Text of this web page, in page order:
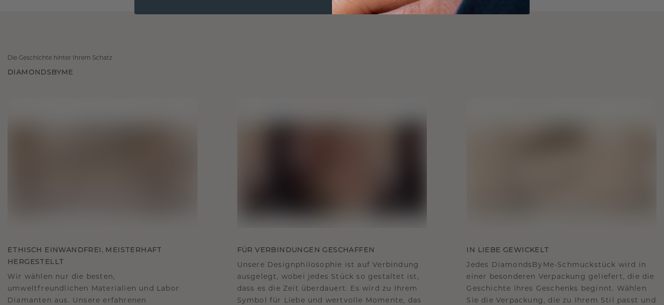
Die Geschichte hinter Ihrem Schatz
DIAMONDSBYME
ETHISCH EINWANDFREI, MEISTERHAFT
HERGESTELLT
Wir wählen nur die besten,
umweltfreundlichen Materialien und Labor
Diamanten aus. Unsere erfahrenen
FÜR VERBINDUNGEN GESCHAFFEN
Unsere Designphilosophie ist auf Verbindung
ausgelegt, wobei jedes Stück so gestaltet ist,
dass es die Zeit überdauert. Es wird zu Ihrem
Symbol für Liebe und wertvolle Momente, das
IN LIEBE GEWICKELT
Jedes DiamondsByMe-Schmuckstück wird in
einer besonderen Verpackung geliefert, die die
Geschichte Ihres Geschenks beginnt. Wählen
Sie die Verpackung, die zu Ihrem Stil passt und